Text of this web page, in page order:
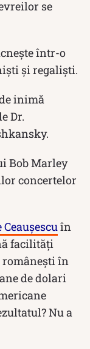
se
într-o
și regaliști.
inimă
Dr.
Bob Marley
concertelor
în
facilități
românești în
de dolari
Nu a